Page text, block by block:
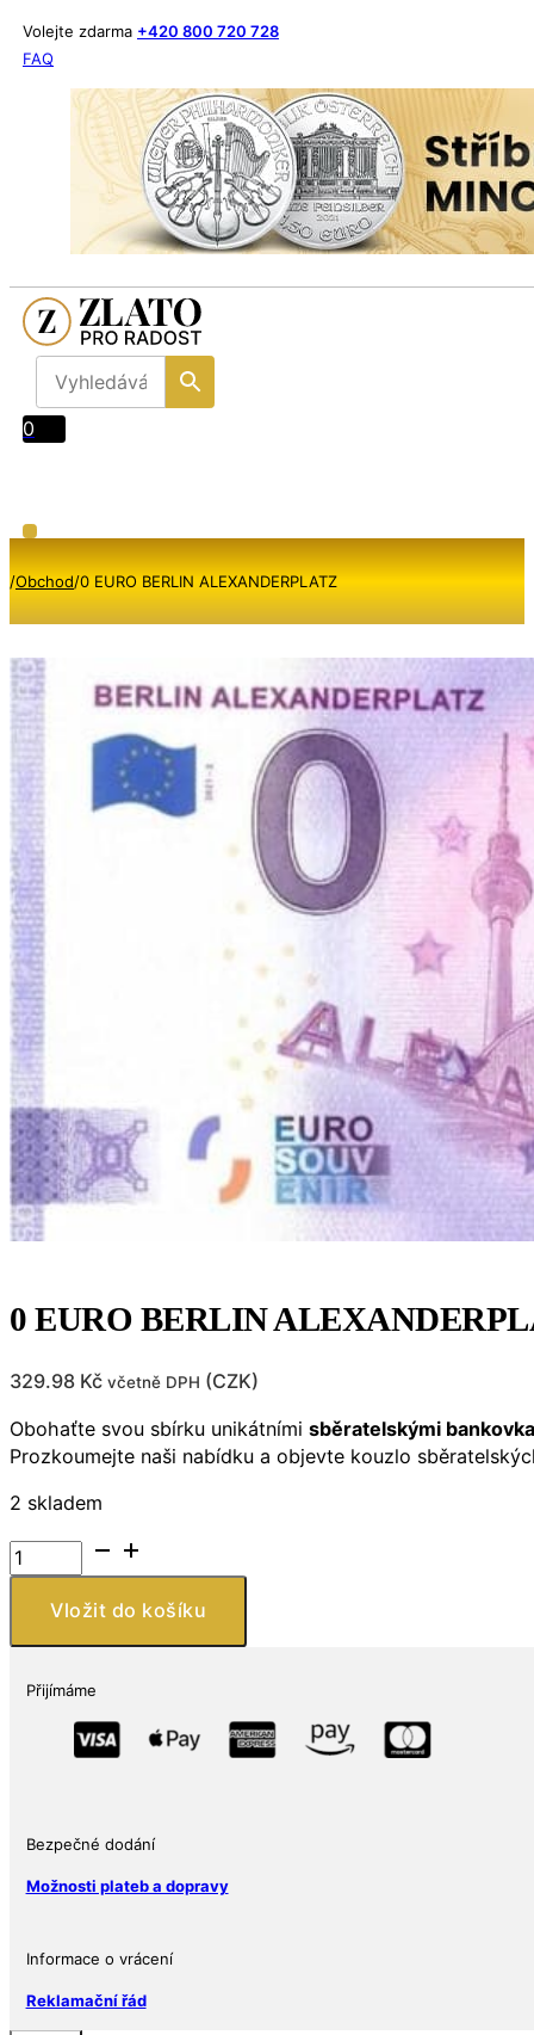
Volejte zdarma +420 800 720 728
FAQ
0
/Obchod/0 EURO BERLIN ALEXANDERPLATZ
0 EURO BERLIN
329.98 Kč včetně DPH (CZK)
Obohaťte svou sbírku unikátními sběratelskými
Prozkoumejte naši nabídku a objevte kouzlo
2 skladem
0
EURO
BERLINVložit do košíku
Přijímáme
Bezpečné dodání
Možnosti plateb a dopravy
Informace o vrácení
Reklamační řád